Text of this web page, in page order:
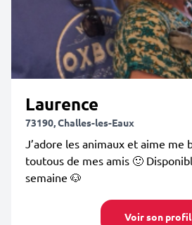
Laurence
73190, Challes-les-Eaux
J’adore les animaux et aime me
toutous de mes amis 🙂
semaine 🐶
Voir son profil